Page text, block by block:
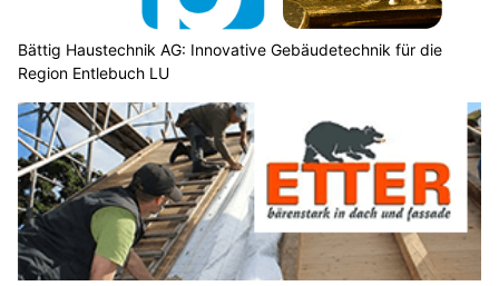
Bättig Haustechnik AG: Innovative Gebäudetechnik für die
Region Entlebuch LU